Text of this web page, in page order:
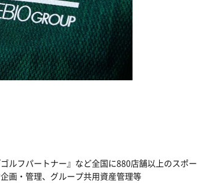
ルフパートナー』など全国に880店舗以上のスポー
画・管理、グループ共用資産管理等